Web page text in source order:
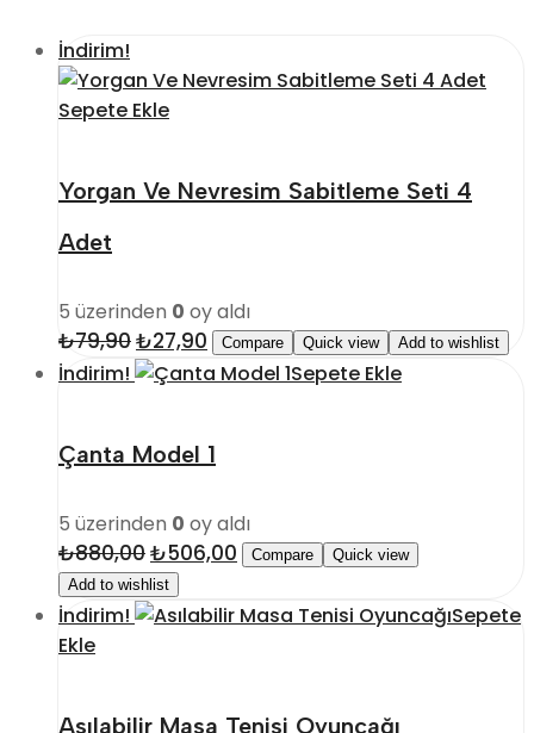
İndirim!
Sepete Ekle
Yorgan Ve Nevresim Sabitleme Seti 4
Adet
5 üzerinden 0 oy aldı
₺79,90Orijinal
fiyat:
₺27,90 Şu
andaki
Compare Quick view Add to wishlist
İndirim! Sepete Ekle
Çanta Model 1
5 üzerinden 0 oy aldı
₺880,00Orijinal
fiyat:
₺880,00.
₺506,00 Şu
fiyat:
Compare
Quick view
Add to wishlist
İndirim!
Sepete
Ekle
Asılabilir Masa Tenisi Oyuncağı